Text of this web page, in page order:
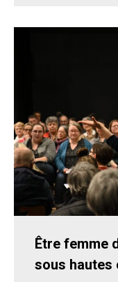
Être femme
sous hautes